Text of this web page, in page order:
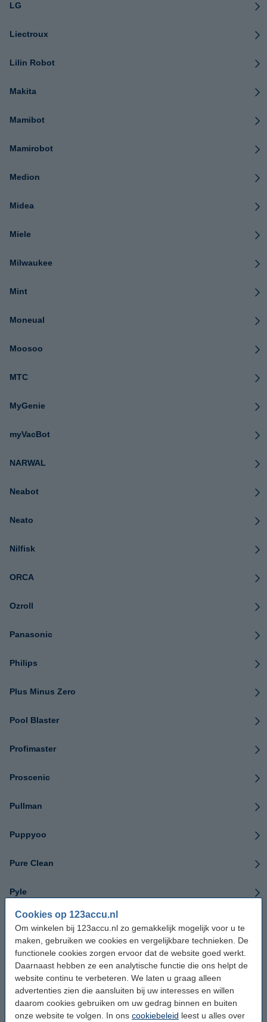
Cookies op 123accu.nl
Om winkelen bij 123accu.nl zo gemakkelijk mogelijk voor u te
maken, gebruiken we cookies en vergelijkbare technieken. De
functionele cookies zorgen ervoor dat de website goed werkt.
Daarnaast hebben ze een analytische functie die ons helpt de
website continu te verbeteren. We laten u graag alleen
advertenties zien die aansluiten bij uw interesses en willen
daarom cookies gebruiken om uw gedrag binnen en buiten
onze website te volgen. In ons cookiebeleid leest u alles over
LG
Liectroux
Lilin Robot
Makita
Mamibot
Mamirobot
Medion
Midea
Miele
Milwaukee
Mint
Moneual
Moosoo
MTC
MyGenie
myVacBot
NARWAL
Neabot
Neato
Nilfisk
ORCA
Ozroll
Panasonic
Philips
Plus Minus Zero
Pool Blaster
Profimaster
Proscenic
Pullman
Puppyoo
Pure Clean
Pyle
Quigg
RedRoad
Ricambi
RoboJet